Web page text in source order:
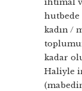
ihtimal
hutbede
kadın /
kadar
Haliyle